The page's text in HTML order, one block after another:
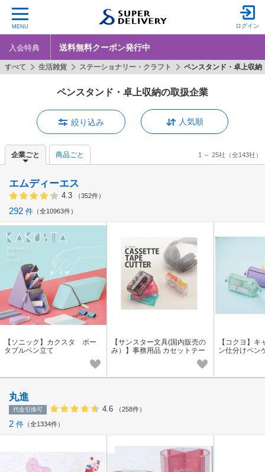
MENU ログイン
入会特典 送料無料クーポン発行中
ペンスタンド・卓上収納の取扱企業
すべて 生活雑貨 ステーショナリー・クラフト ペンスタンド・卓上収納
絞り込み 人気順
企業ごと 商品ごと 1 ～ 25社 （全143社）
エムディーエス
4.3 （352件）
292 件 全10963件
【ソニック】カクスタ ポー
タブルペン立て
【サンスター文具(国内販売の
み）】事務用品 カセットテー
【コクヨ】
ン仕分けペン
丸進
代金引換可 4.6 （258件）
2 件 全1334件